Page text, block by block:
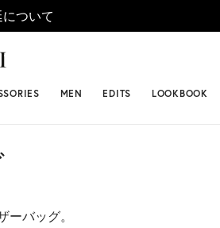
ついて
MEN EDITS LOOKBOOK
ーバッグ。